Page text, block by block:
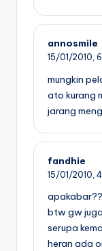
annosmile
15/01/2010,
mungkin
ato kurang
jarang
fandhie
15/01/2010,
btw gw
serupa
heran ada